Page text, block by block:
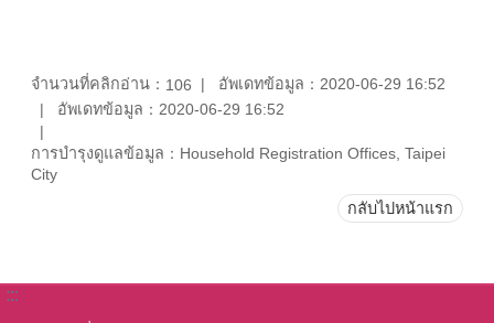
จำนวนที่คลิกอ่าน： 106
อัพเดทข้อมูล：2020-06-29 16:52
อัพเดทข้อมูล：2020-06-29 16:52
การบำรุงดูแลข้อมูล：Household Registration Offices, Taipei
City
กลับไปหน้าแรก
:::